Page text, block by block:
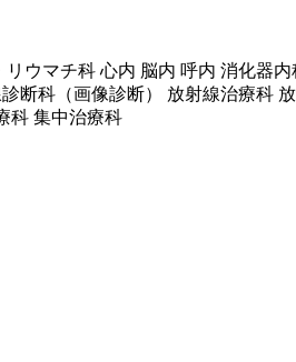
ウマチ科 心内 脳内 呼内 消化器
断科（画像診断） 放射線治療科
科 集中治療科